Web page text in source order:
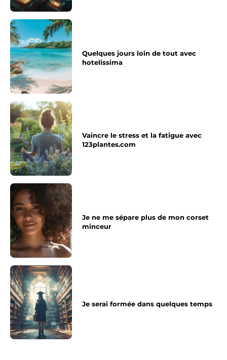
Quelques jours loin de tout avec
hotelissima
Vaincre le stress et la fatigue avec
123plantes.com
Je ne me sépare plus de mon corset
minceur
Je serai formée dans quelques temps